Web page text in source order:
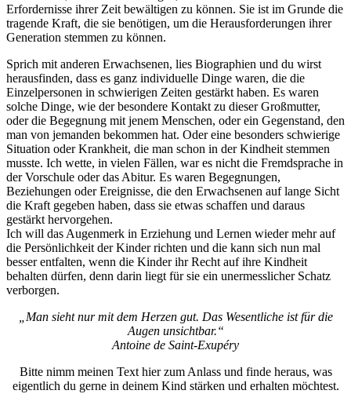
Erfordernisse ihrer Zeit bewältigen zu können. Sie ist im Grunde die
tragende Kraft, die sie benötigen, um die Herausforderungen ihrer
Generation stemmen zu können.
Sprich mit anderen Erwachsenen, lies Biographien und du wirst
herausfinden, dass es ganz individuelle Dinge waren, die die
Einzelpersonen in schwierigen Zeiten gestärkt haben. Es waren
solche Dinge, wie der besondere Kontakt zu dieser Großmutter,
oder die Begegnung mit jenem Menschen, oder ein Gegenstand, den
man von jemanden bekommen hat. Oder eine besonders schwierige
Situation oder Krankheit, die man schon in der Kindheit stemmen
musste. Ich wette, in vielen Fällen, war es nicht die Fremdsprache in
der Vorschule oder das Abitur. Es waren Begegnungen,
Beziehungen oder Ereignisse, die den Erwachsenen auf lange Sicht
die Kraft gegeben haben, dass sie etwas schaffen und daraus
gestärkt hervorgehen.
Ich will das Augenmerk in Erziehung und Lernen wieder mehr auf
die Persönlichkeit der Kinder richten und die kann sich nun mal
besser entfalten, wenn die Kinder ihr Recht auf ihre Kindheit
behalten dürfen, denn darin liegt für sie ein unermesslicher Schatz
verborgen.
„Man sieht nur mit dem Herzen gut. Das Wesentliche ist für die
Augen unsichtbar.“
Antoine de Saint-Exupéry
Bitte nimm meinen Text hier zum Anlass und finde heraus, was
eigentlich du gerne in deinem Kind stärken und erhalten möchtest.